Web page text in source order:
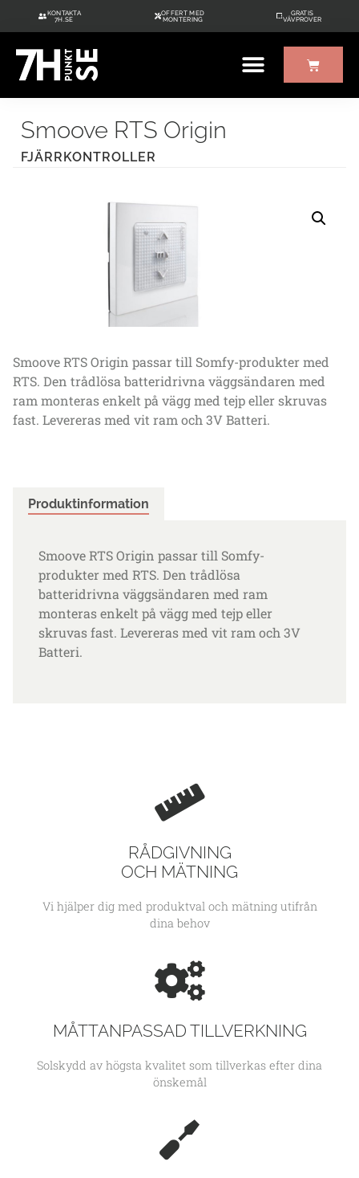
KONTAKTA
7H.SE
OFFERT MED
MONTERING
GRATIS
VÄVPROVER
Smoove RTS Origin
FJÄRRKONTROLLER
Smoove RTS Origin passar till Somfy-produkter med
RTS. Den trådlösa batteridrivna väggsändaren med
ram monteras enkelt på vägg med tejp eller skruvas
fast. Levereras med vit ram och 3V Batteri.
Produktinformation
Smoove RTS Origin passar till Somfy-
produkter med RTS. Den trådlösa
batteridrivna väggsändaren med ram
monteras enkelt på vägg med tejp eller
skruvas fast. Levereras med vit ram och 3V
Batteri.
RÅDGIVNING
OCH MÄTNING
Vi hjälper dig med produktval och mätning utifrån
dina behov
MÅTTANPASSAD TILLVERKNING
Solskydd av högsta kvalitet som tillverkas efter dina
önskemål